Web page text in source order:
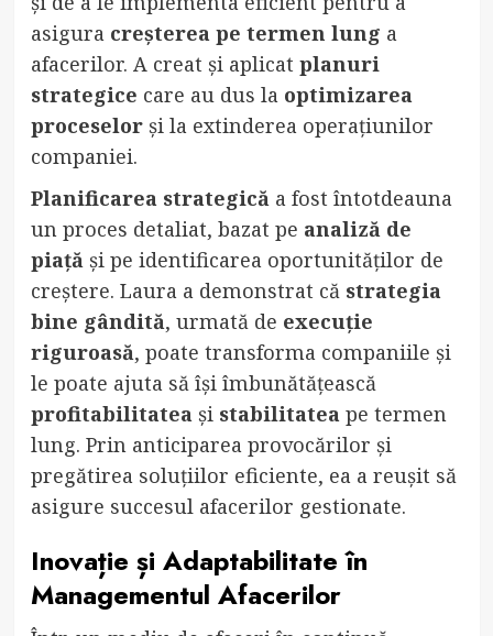
asigura creșterea pe termen lung a
afacerilor. A creat și aplicat planuri
strategice care au dus la optimizarea
proceselorși la extinderea operațiunilor
companiei.
Planificarea strategicăa fost întotdeauna
un proces detaliat, bazat pe analiză de
piațăși pe identificarea oportunităților de
creștere. Laura a demonstrat că strategia
bine gândită, urmată de execuție
riguroasă, poate transforma companiile și
le poate ajuta să își îmbunătățească
profitabilitateași stabilitateape termen
lung. Prin anticiparea provocărilor și
pregătirea soluțiilor eficiente, ea a reușit să
asigure succesul afacerilor gestionate.
Inovație și Adaptabilitate în
Managementul Afacerilor